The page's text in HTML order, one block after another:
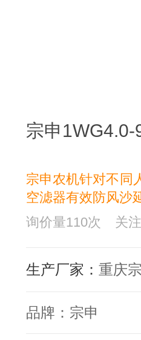
宗申
宗申农机针对不同
空滤器有效防风沙
询价量110次 关
生产厂家： 重庆
品牌： 宗申